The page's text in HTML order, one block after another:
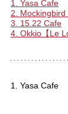
1. Yasa Cafe
2. Mockingbird
3. 15.22 Cafe
4. Okkio【Le
1. Yasa Cafe